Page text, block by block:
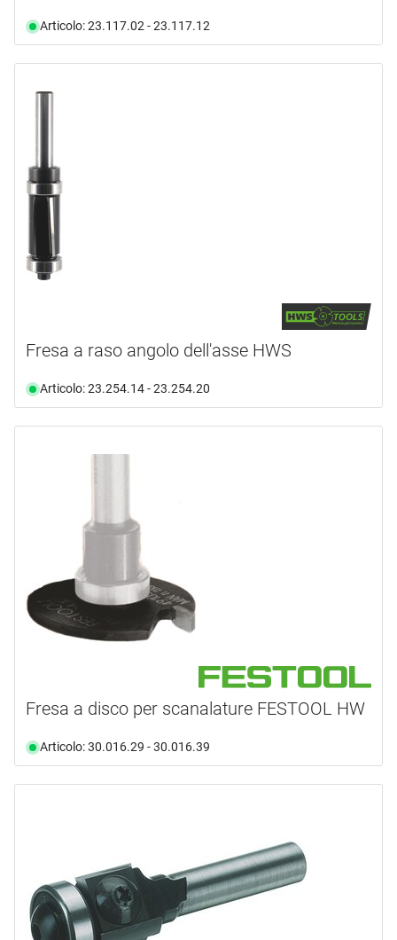
Articolo: 23.117.02 - 23.117.12
Fresa a raso angolo dell'asse HWS
Articolo: 23.254.14 - 23.254.20
Fresa a disco per scanalature FESTOOL HW
Articolo: 30.016.29 - 30.016.39